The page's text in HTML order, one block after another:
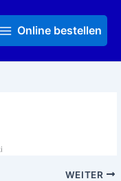
MenuOnline bestellen
WEITER